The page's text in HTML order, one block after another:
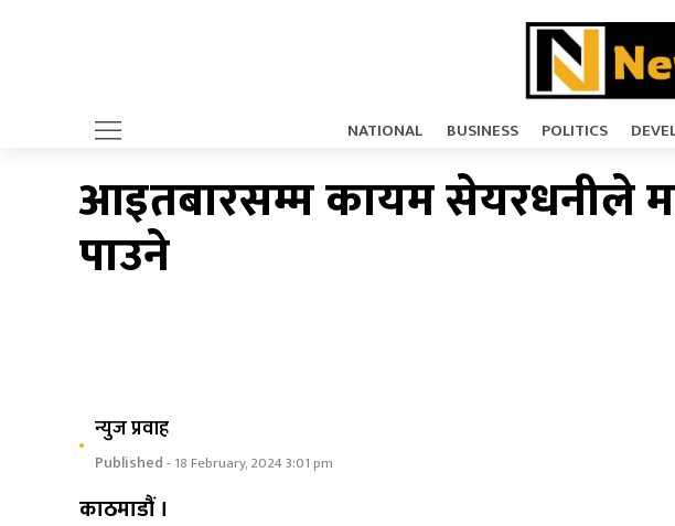
NATIONAL BUSINESS POLITICS
आइतबारसम्म कायम सेयरधनीले
पाउने
न्युज प्रवाह
Published- 18 February, 2024 3:01 pm
काठमाडौं ।